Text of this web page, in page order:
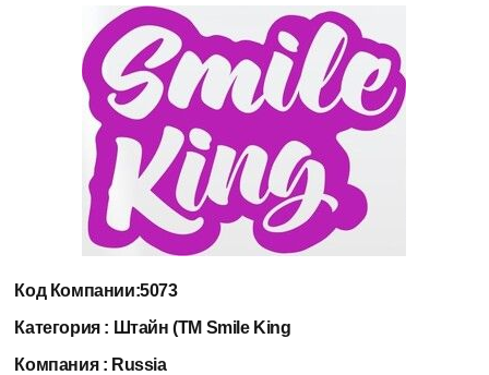
Код Компании:5073
Категория : Штайн (ТМ Smile King
Компания : Russia